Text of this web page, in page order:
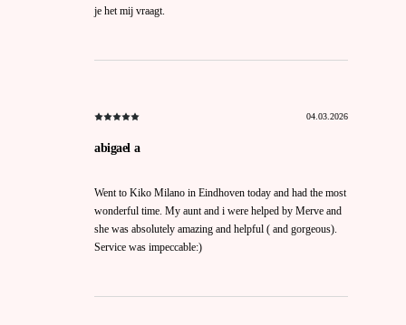
je het mij vraagt.
04.03.2026
abigael a
Went to Kiko Milano in Eindhoven today and had the most
wonderful time. My aunt and i were helped by Merve and
she was absolutely amazing and helpful ( and gorgeous).
Service was impeccable:)